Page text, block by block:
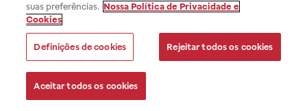
suas preferências. Nossa Política de Privacidade e
Cookies
Definições de cookies Rejeitar todos os cookies
Aceitar todos os cookies